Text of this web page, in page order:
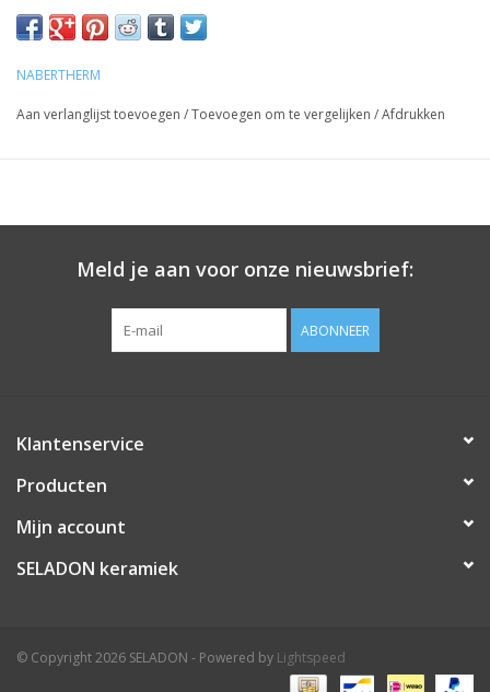
NABERTHERM
Aan verlanglijst toevoegen /Toevoegen om te vergelijken /Afdrukken
Meld je aan voor onze nieuwsbrief:
ABONNEER
Klantenservice
Producten
Mijn account
SELADON keramiek
© Copyright 2026 SELADON - Powered by Lightspeed